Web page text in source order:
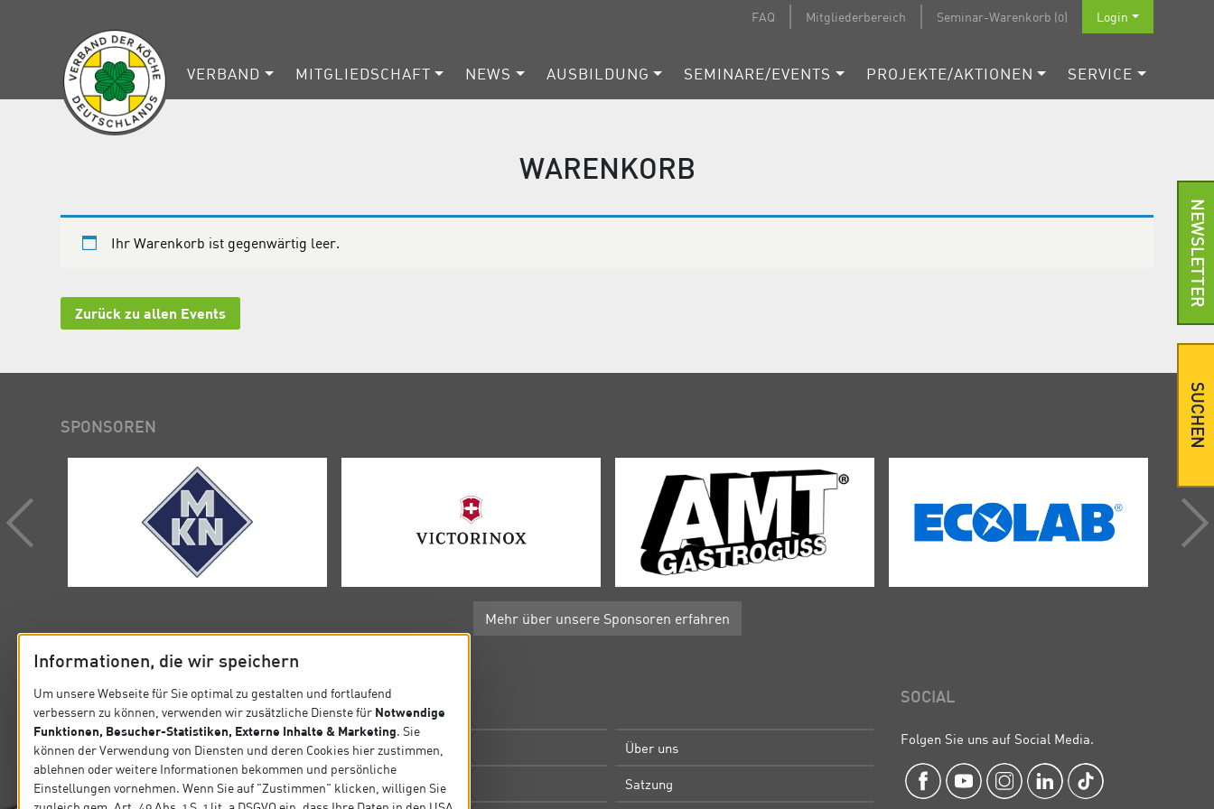
FAQ Mitgliederbereich Seminar-Warenkorb (0) Login
VERBAND MITGLIEDSCHAFT NEWS AUSBILDUNG SEMINARE/EVENTS PROJEKTE/AKTIONEN SERVICE
WARENKORB
Ihr Warenkorb ist gegenwärtig leer.
Zurück zu allen Events
NEWSLETTER
SUCHEN
SPONSOREN
Mehr über unsere Sponsoren erfahren
KONTAKT
Verband der Köche Deutschlands e.V.
Steinlestraße 32 60596 Frankfurt
Tel. +49 69 63 0006-0
SITEMAP
Startseite Über uns
Präsidium Satzung
SOCIAL
Folgen Sie uns auf Social Media.
Informationen, die wir speichern
Um unsere Webseite für Sie optimal zu gestalten und fortlaufend
verbessern zu können, verwenden wir zusätzliche Dienste für Notwendige
Funktionen, Besucher-Statistiken, Externe Inhalte & Marketing. Sie
können der Verwendung von Diensten und deren Cookies hier zustimmen,
ablehnen oder weitere Informationen bekommen und persönliche
Einstellungen vornehmen. Wenn Sie auf "Zustimmen" klicken, willigen Sie